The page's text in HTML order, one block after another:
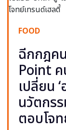
FOOD
ฉีกกฎค
Point ค
เปลี่ยน ‘
นวัตกร
ตอบโจ